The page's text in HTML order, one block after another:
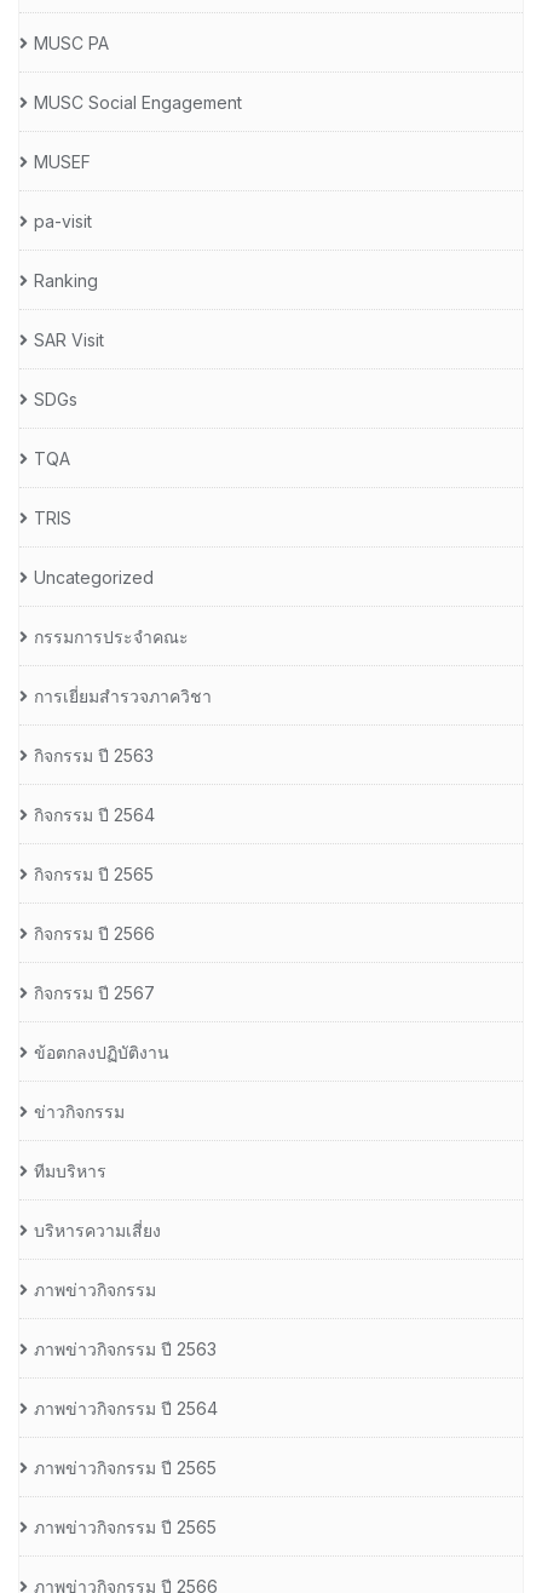
MUSC PA
MUSC Social Engagement
MUSEF
pa-visit
Ranking
SAR Visit
SDGs
TQA
TRIS
Uncategorized
กรรมการประจำคณะ
การเยี่ยมสำรวจภาควิชา
กิจกรรม ปี 2563
กิจกรรม ปี 2564
กิจกรรม ปี 2565
กิจกรรม ปี 2566
กิจกรรม ปี 2567
ข้อตกลงปฏิบัติงาน
ข่าวกิจกรรม
ทีมบริหาร
บริหารความเสี่ยง
ภาพข่าวกิจกรรม
ภาพข่าวกิจกรรม ปี 2563
ภาพข่าวกิจกรรม ปี 2564
ภาพข่าวกิจกรรม ปี 2565
ภาพข่าวกิจกรรม ปี 2565
ภาพข่าวกิจกรรม ปี 2566